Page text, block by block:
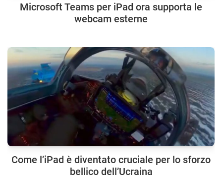
Microsoft Teams per iPad ora supporta le
webcam esterne
Come l’iPad è diventato cruciale per lo sforzo
bellico dell’Ucraina